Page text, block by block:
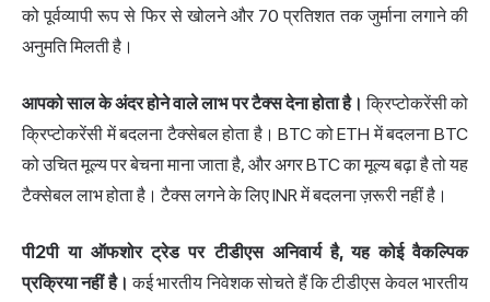
को पूर्वव्यापी रूप से फिर से खोलने और 70 प्रतिशत तक जुर्माना लगाने की
अनुमति मिलती है।
आपको साल के अंदर होने वाले लाभ पर टैक्स देना होता है। क्रिप्टोकरेंसी को
क्रिप्टोकरेंसी में बदलना टैक्सेबल होता है। BTC को ETH में बदलना BTC
को उचित मूल्य पर बेचना माना जाता है, और अगर BTC का मूल्य बढ़ा है तो यह
टैक्सेबल लाभ होता है। टैक्स लगने के लिए INR में बदलना ज़रूरी नहीं है।
पी2पी या ऑफशोर ट्रेड पर टीडीएस अनिवार्य है, यह कोई वैकल्पिक
प्रक्रिया नहीं है। कई भारतीय निवेशक सोचते हैं कि टीडीएस केवल भारतीय